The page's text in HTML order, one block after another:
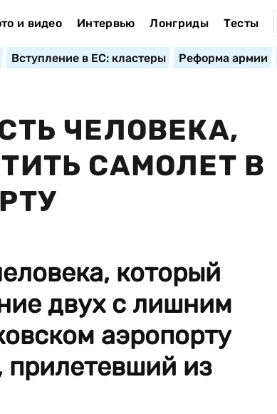
и видео Интервью Лонгриды Тесты
Вступление в ЕС: кластеры Реформа армии
ЧЕЛОВЕКА,
САМОЛЕТ В
который
двух с лишним
аэропорту
из